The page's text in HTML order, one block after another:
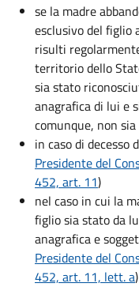
se la madre
esclusivo del figlio
risulti
territorio dello
sia stato
anagrafica di lui e
comunque, non
in caso di decesso
Presidente del
452, art. 11)
nel caso in cui la
figlio sia stato da
anagrafica e
Presidente del
452, art. 11, lett. a)